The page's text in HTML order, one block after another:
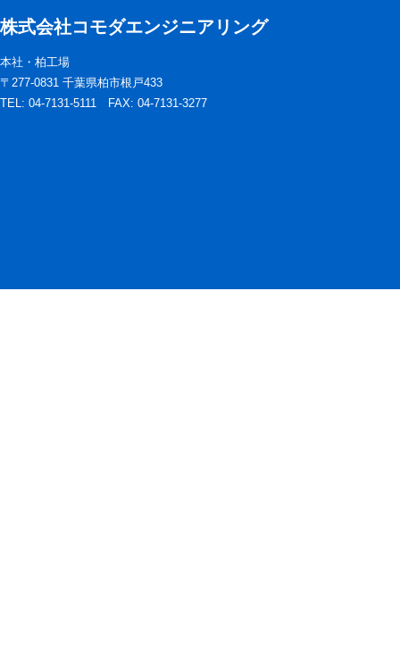
株式会社コモダエンジニアリング
本社・柏工場
〒277-0831 千葉県柏市根戸433
TEL: 04-7131-5111 FAX: 04-7131-3277